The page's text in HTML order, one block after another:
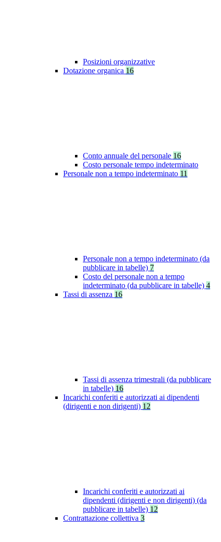
Posizioni organizzative
Dotazione organica 16
Conto annuale del personale 16
Costo personale tempo indeterminato
Personale non a tempo indeterminato 11
Personale non a tempo indeterminato (da
pubblicare in tabelle) 7
Costo del personale non a tempo
indeterminato (da pubblicare in tabelle) 4
Tassi di assenza 16
Tassi di assenza trimestrali (da pubblicare
in tabelle) 16
Incarichi conferiti e autorizzati ai dipendenti
(dirigenti e non dirigenti) 12
Incarichi conferiti e autorizzati ai
dipendenti (dirigenti e non dirigenti) (da
pubblicare in tabelle) 12
Contrattazione collettiva 3